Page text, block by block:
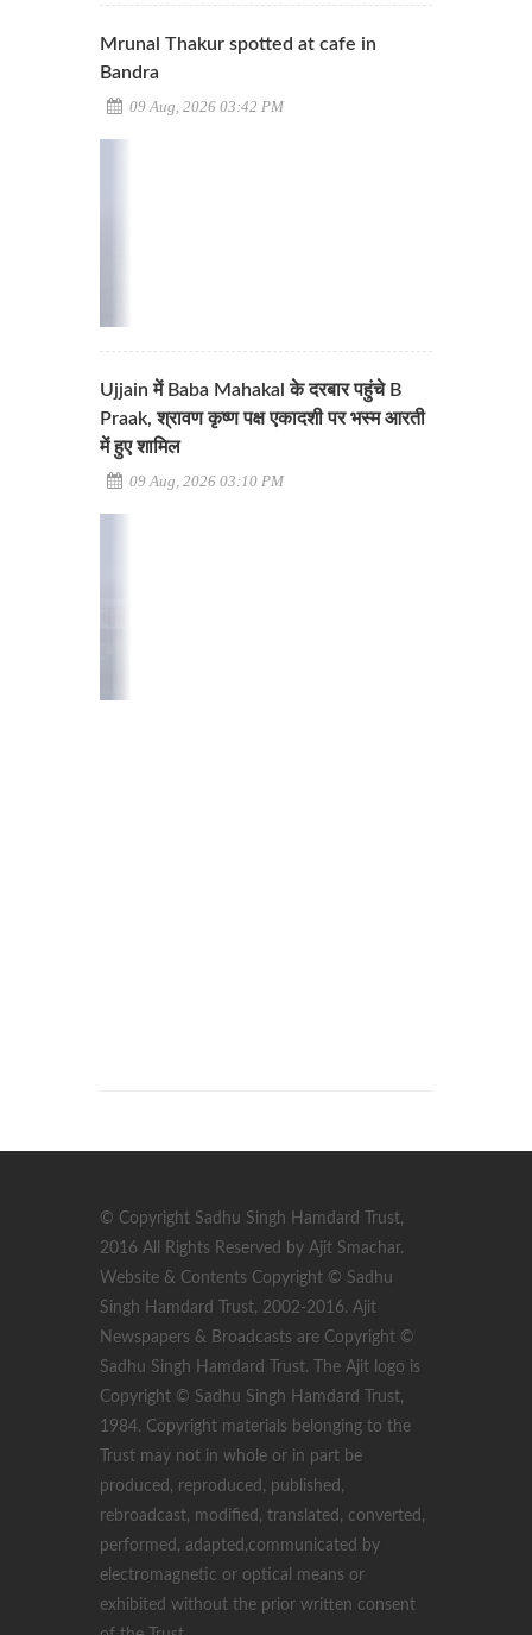
Mrunal Thakur spotted at cafe in
Bandra
09 Aug, 2026 03:42 PM
Ujjain में Baba Mahakal के दरबार पहुंचे B
Praak, श्रावण कृष्ण पक्ष एकादशी पर भस्म आरती
में हुए शामिल
09 Aug, 2026 03:10 PM
© Copyright Sadhu Singh Hamdard Trust,
2016 All Rights Reserved by Ajit Smachar.
Website & Contents Copyright © Sadhu
Singh Hamdard Trust, 2002-2016. Ajit
Newspapers & Broadcasts are Copyright ©
Sadhu Singh Hamdard Trust. The Ajit logo is
Copyright © Sadhu Singh Hamdard Trust,
1984. Copyright materials belonging to the
Trust may not in whole or in part be
produced, reproduced, published,
rebroadcast, modified, translated, converted,
performed, adapted,communicated by
electromagnetic or optical means or
exhibited without the prior written consent